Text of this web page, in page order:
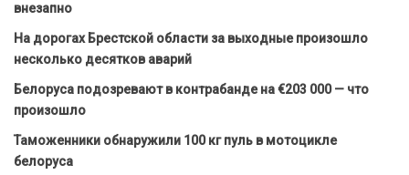
внезапно
На дорогах Брестской области за выходные произошло
несколько десятков аварий
Белоруса подозревают в контрабанде на €203 000 — что
произошло
Таможенники обнаружили 100 кг пуль в мотоцикле
белоруса